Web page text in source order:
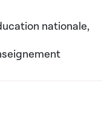
nationale,